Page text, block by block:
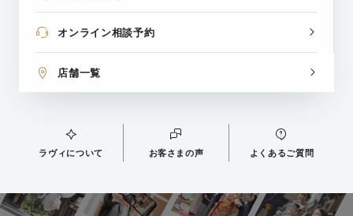
オンライン相談予約
店舗一覧
ラヴィについて お客さまの声 よくあるご質問